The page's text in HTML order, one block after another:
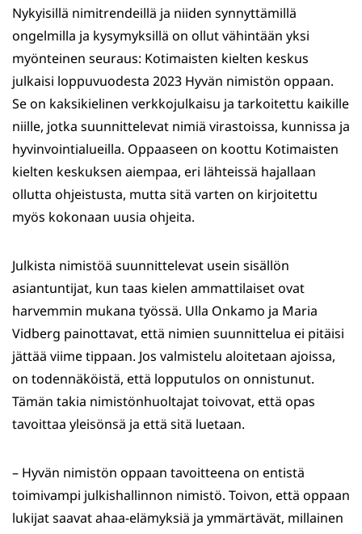
Nykyisillä nimitrendeillä ja niiden synnyttämillä
ongelmilla ja kysymyksillä on ollut vähintään yksi
myönteinen seuraus: Kotimaisten kielten keskus
julkaisi loppuvuodesta 2023 Hyvän nimistön oppaan.
Se on kaksikielinen verkkojulkaisu ja tarkoitettu kaikille
niille, jotka suunnittelevat nimiä virastoissa, kunnissa ja
hyvinvointialueilla. Oppaaseen on koottu Kotimaisten
kielten keskuksen aiempaa, eri lähteissä hajallaan
ollutta ohjeistusta, mutta sitä varten on kirjoitettu
myös kokonaan uusia ohjeita.
Julkista nimistöä suunnittelevat usein sisällön
asiantuntijat, kun taas kielen ammattilaiset ovat
harvemmin mukana työssä. Ulla Onkamo ja Maria
Vidberg painottavat, että nimien suunnittelua ei pitäisi
jättää viime tippaan. Jos valmistelu aloitetaan ajoissa,
on todennäköistä, että lopputulos on onnistunut.
Tämän takia nimistönhuoltajat toivovat, että opas
tavoittaa yleisönsä ja että sitä luetaan.
– Hyvän nimistön oppaan tavoitteena on entistä
toimivampi julkishallinnon nimistö. Toivon, että oppaan
lukijat saavat ahaa-elämyksiä ja ymmärtävät, millainen